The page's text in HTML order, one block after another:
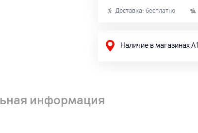
Доставка: бесплатно
Наличие в магазинах А1
информация